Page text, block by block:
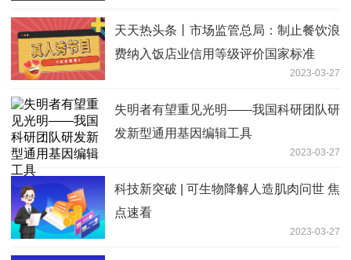
天天热头条丨市场监管总局：制止餐饮浪
费纳入饭店业信用等级评价国家标准
2023-03-27
失明者有望重见光明——我国科研团队研
发新型通用基因编辑工具
2023-03-27
科技新突破 | 可生物降解人造肌肉问世 焦
点速看
2023-03-27